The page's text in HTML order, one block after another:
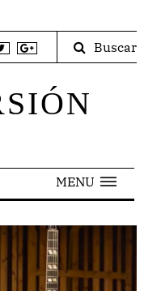
Buscar
MENU